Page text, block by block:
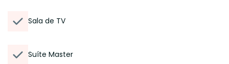
Sala de TV
Suíte Master